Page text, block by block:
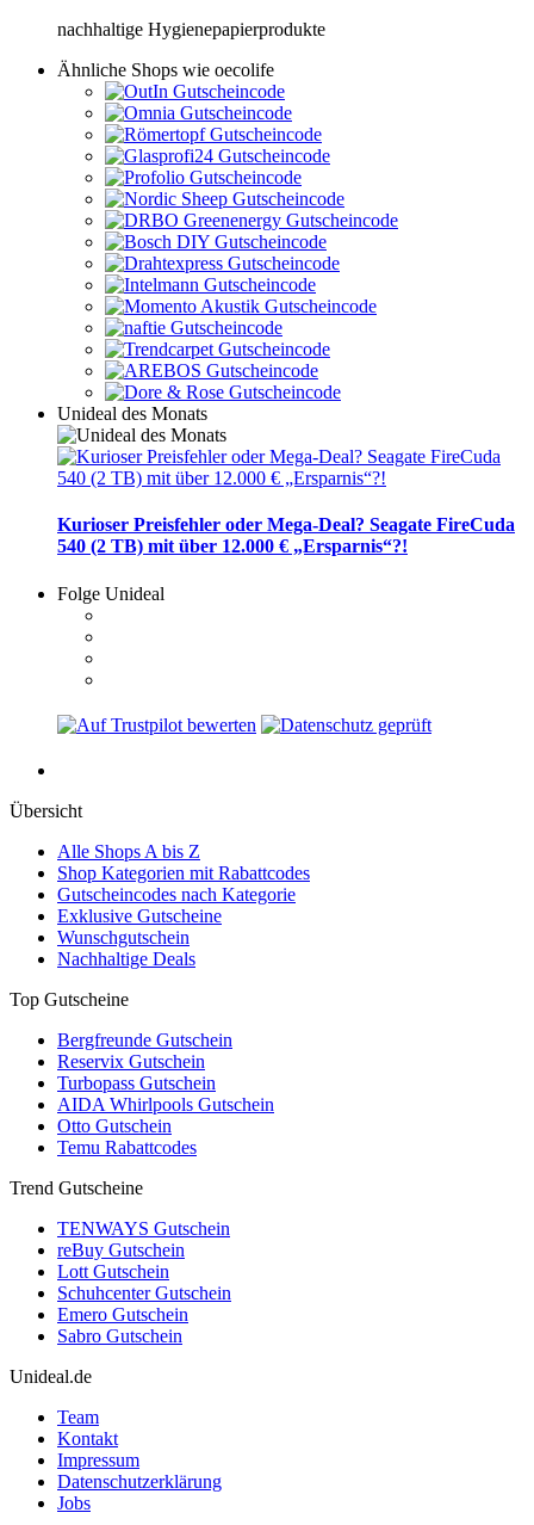
nachhaltige Hygienepapierprodukte
Ähnliche Shops wie oecolife
Unideal des Monats
Kurioser Preisfehler oder Mega-Deal? Seagate FireCuda
540 (2 TB) mit über 12.000 € „Ersparnis“?!
Folge Unideal
Übersicht
Alle Shops A bis Z
Shop Kategorien mit Rabattcodes
Gutscheincodes nach Kategorie
Exklusive Gutscheine
Wunschgutschein
Nachhaltige Deals
Top Gutscheine
Bergfreunde Gutschein
Reservix Gutschein
Turbopass Gutschein
AIDA Whirlpools Gutschein
Otto Gutschein
Temu Rabattcodes
Trend Gutscheine
TENWAYS Gutschein
reBuy Gutschein
Lott Gutschein
Schuhcenter Gutschein
Emero Gutschein
Sabro Gutschein
Unideal.de
Team
Kontakt
Impressum
Datenschutzerklärung
Jobs